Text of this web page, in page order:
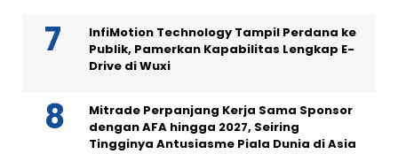
InfiMotion Technology Tampil Perdana ke
Publik, Pamerkan Kapabilitas Lengkap E-
Drive di Wuxi
Mitrade Perpanjang Kerja Sama Sponsor
dengan AFA hingga 2027, Seiring
Tingginya Antusiasme Piala Dunia di Asia